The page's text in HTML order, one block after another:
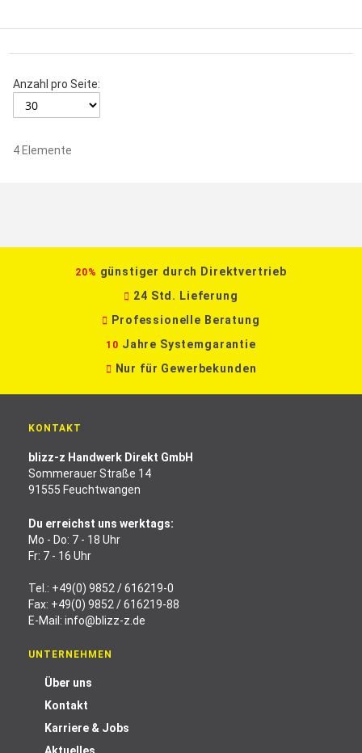
Anzahl pro Seite:
4 Elemente
20% günstiger durch Direktvertrieb
24 Std. Lieferung
Professionelle Beratung
10 Jahre Systemgarantie
Nur für Gewerbekunden
KONTAKT
blizz-z Handwerk Direkt GmbH
Sommerauer Straße 14
91555 Feuchtwangen
Du erreichst uns werktags:
Mo - Do: 7 - 18 Uhr
Fr: 7 - 16 Uhr
Tel.: +49(0) 9852 / 616219-0
Fax: +49(0) 9852 / 616219-88
E-Mail: info@blizz-z.de
UNTERNEHMEN
Über uns
Kontakt
Karriere & Jobs